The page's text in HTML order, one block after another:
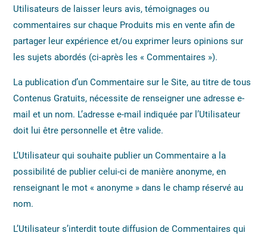
Utilisateurs de laisser leurs avis, témoignages ou
commentaires sur chaque Produits mis en vente afin de
partager leur expérience et/ou exprimer leurs opinions sur
les sujets abordés (ci-après les « Commentaires »).
La publication d’un Commentaire sur le Site, au titre de tous
Contenus Gratuits, nécessite de renseigner une adresse e-
mail et un nom. L’adresse e-mail indiquée par l’Utilisateur
doit lui être personnelle et être valide.
L’Utilisateur qui souhaite publier un Commentaire a la
possibilité de publier celui-ci de manière anonyme, en
renseignant le mot « anonyme » dans le champ réservé au
nom.
L’Utilisateur s’interdit toute diffusion de Commentaires qui